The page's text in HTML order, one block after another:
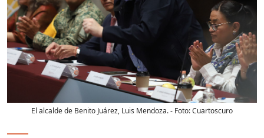
El alcalde de Benito Juárez, Luis Mendoza.- Foto:Cuartoscuro